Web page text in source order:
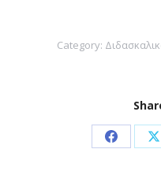
Category:
Share